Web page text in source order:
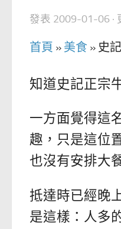
發表 2009-01-06 ·
首頁 » 美食 » 史
知道史記正宗
一方面覺得這
趣，只是這位
也沒有安排大
抵達時已經晚
是這樣：人多